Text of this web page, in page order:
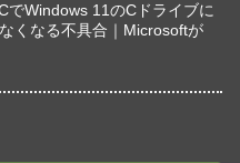
でWindows 11のCドライブに
くなる不具合｜Microsoftが